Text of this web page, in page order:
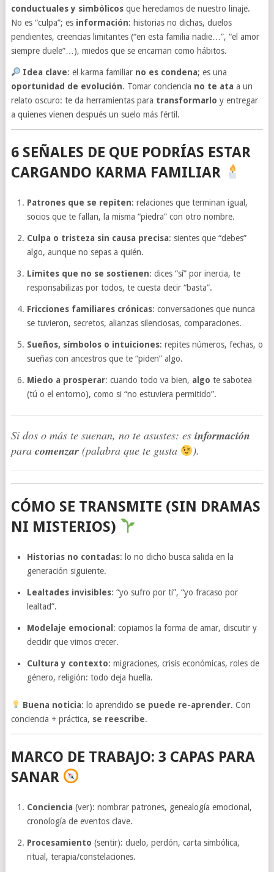
conductuales y simbólicosque heredamos de nuestro linaje.
No es “culpa”; es información: historias no dichas, duelos
pendientes, creencias limitantes (“en esta familia nadie…”, “el amor
siempre duele”…), miedos que se encarnan como hábitos.
Idea clave: el karma familiar no es condena; es una
oportunidad de evolución. Tomar conciencia no te ata a un
relato oscuro: te da herramientas para transformarlo y entregar
a quienes vienen después un suelo más fértil.
6 SEÑALES DE QUE PODRÍAS ESTAR
CARGANDO KARMA FAMILIAR
Patrones que se repiten: relaciones que terminan igual,
socios que te fallan, la misma “piedra” con otro nombre.
Culpa o tristeza sin causa precisa: sientes que “debes”
algo, aunque no sepas a quién.
Límites que no se sostienen: dices “sí” por inercia, te
responsabilizas por todos, te cuesta decir “basta”.
Fricciones familiares crónicas: conversaciones que nunca
se tuvieron, secretos, alianzas silenciosas, comparaciones.
Sueños, símbolos o intuiciones: repites números, fechas, o
sueñas con ancestros que te “piden” algo.
Miedo a prosperar: cuando todo va bien, algo te sabotea
(tú o el entorno), como si “no estuviera permitido”.
Si dos o más te suenan, no te asustes: es información
para comenzar(palabra que te gusta ).
CÓMO SE TRANSMITE (SIN DRAMAS
NI MISTERIOS)
Historias no contadas: lo no dicho busca salida en la
generación siguiente.
Lealtades invisibles: “yo sufro por ti”, “yo fracaso por
lealtad”.
Modelaje emocional : copiamos la forma de amar, discutir y
decidir que vimos crecer.
Cultura y contexto: migraciones, crisis económicas, roles de
género, religión: todo deja huella.
Buena noticia: lo aprendido se puede re-aprender. Con
conciencia + práctica, se reescribe.
MARCO DE TRABAJO: 3 CAPAS PARA
SANAR
Conciencia (ver): nombrar patrones, genealogía emocional,
cronología de eventos clave.
Procesamiento (sentir): duelo, perdón, carta simbólica,
ritual, terapia/constelaciones.